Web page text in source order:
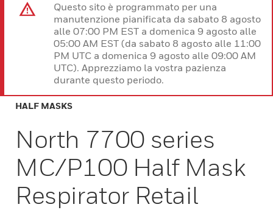
Questo sito è programmato per una
manutenzione pianificata da sabato 8 agosto
alle 07:00 PM EST a domenica 9 agosto alle
05:00 AM EST (da sabato 8 agosto alle 11:00
PM UTC a domenica 9 agosto alle 09:00 AM
UTC). Apprezziamo la vostra pazienza
durante questo periodo.
HALF MASKS
North 7700 series
MC/P100 Half Mask
Respirator Retail